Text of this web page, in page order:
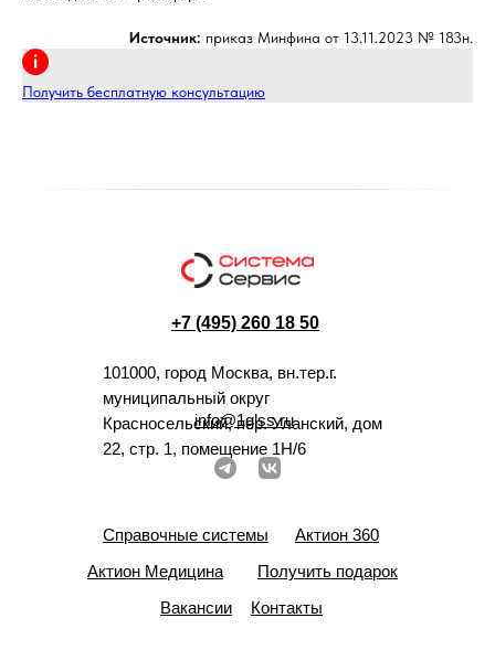
Источник: приказ Минфина от 13.11.2023 № 183н.
Получить бесплатную консультацию
+7 (495) 260 18 50
101000, город Москва, вн.тер.г.
муниципальный округ
Красносельский, пер. Уланский, дом
22, стр. 1, помещение 1Н/6
info@1glss.ru
Справочные системы
Актион 360
Актион Медицина
Получить подарок
Вакансии
Контакты